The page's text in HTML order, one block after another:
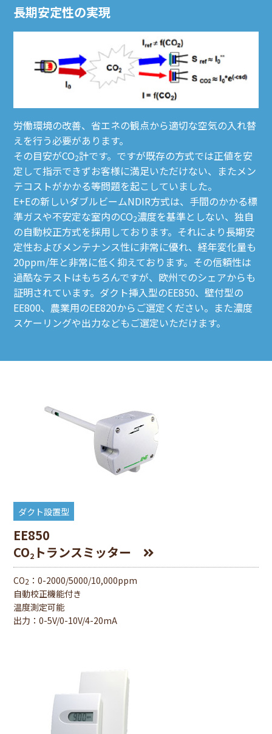
長期安定性の実現
労働環境の改善、省エネの観点から適切な空気の入れ替
えを行う必要があります。
その目安がCO2計です。ですが既存の方式では正値を安
定して指示できずお客様に満足いただけない、またメン
テコストがかかる等問題を起こしていました。
E+Eの新しいダブルビームNDIR方式は、手間のかかる標
準ガスや不安定な室内のCO2濃度を基準としない、独自
の自動校正方式を採用しております。それにより長期安
定性およびメンテナンス性に非常に優れ、経年変化量も
20ppm/年と非常に低く抑えております。その信頼性は
過酷なテストはもちろんですが、欧州でのシェアからも
証明されています。ダクト挿入型のEE850、壁付型の
EE800、農業用のEE820からご選定ください。また濃度
スケーリングや出力などもご選定いただけます。
ダクト設置型
EE850
CO2 トランスミッター
CO2 ：0-2000/5000/10,000ppm
自動校正機能付き
温度測定可能
出⼒：0-5V/0-10V/4-20mA